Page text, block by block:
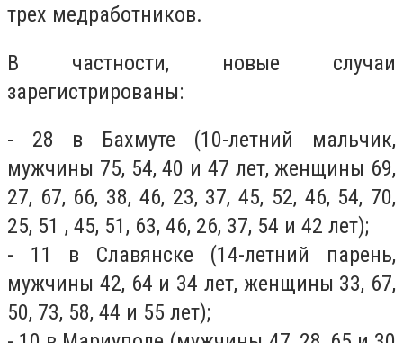
трех медработников.
В частности, новые случаи
зарегистрированы:
- 28 в Бахмуте (10-летний мальчик,
мужчины 75, 54, 40 и 47 лет, женщины 69,
27, 67, 66, 38, 46, 23, 37, 45, 52, 46, 54, 70,
25, 51 , 45, 51, 63, 46, 26, 37, 54 и 42 лет);
- 11 в Славянске (14-летний парень,
мужчины 42, 64 и 34 лет, женщины 33, 67,
50, 73, 58, 44 и 55 лет);